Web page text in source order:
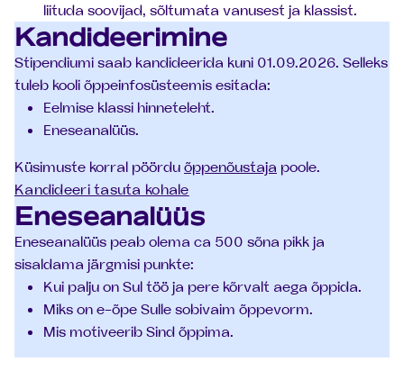
liituda soovijad, sõltumata vanusest ja klassist.
Kandideerimine
Stipendiumi saab kandideerida kuni 01.09.2026. Selleks
tuleb kooli õppeinfosüsteemis esitada:
Eelmise klassi hinneteleht.
Eneseanalüüs.
Küsimuste korral pöörduõppenõustaja poole.
Kandideeri tasuta kohale
Eneseanalüüs
Eneseanalüüs peab olema ca 500 sõna pikk ja
sisaldama järgmisi punkte:
Kui palju on Sul töö ja pere kõrvalt aega õppida.
Miks on e-õpe Sulle sobivaim õppevorm.
Mis motiveerib Sind õppima.